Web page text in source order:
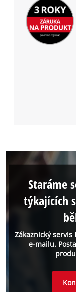
Zákaznický
e-mailu.
Staráme
týkajících